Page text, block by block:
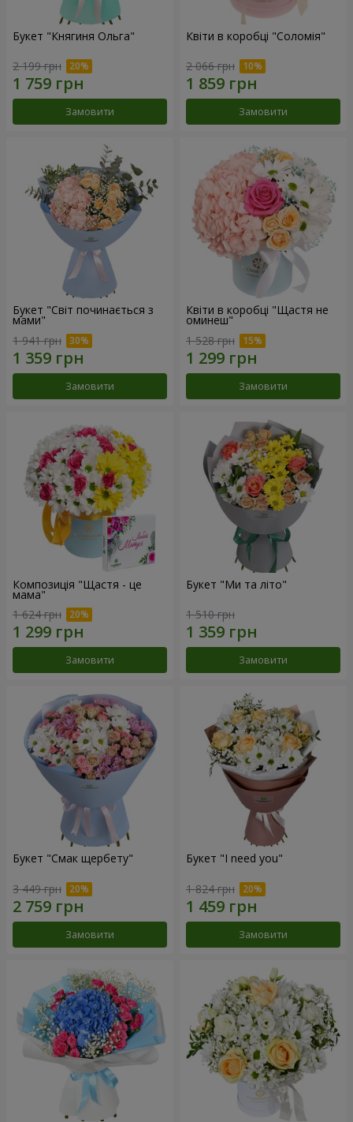
Букет "Княгиня Ольга"
2 199 грн
Замовити
Квіти в коробці "Соломія"
2 066 грн
Замовити
Букет "Світ починається з
мами"
1 941 грн
Замовити
Квіти в коробці "Щастя не
оминеш"
1 528 грн
Замовити
Композиція "Щастя - це
мама"
1 624 грн
Замовити
Букет "Ми та літо"
1 510 грн
Замовити
Букет "Смак щербету"
3 449 грн
Замовити
Букет "I need you"
1 824 грн
Замовити